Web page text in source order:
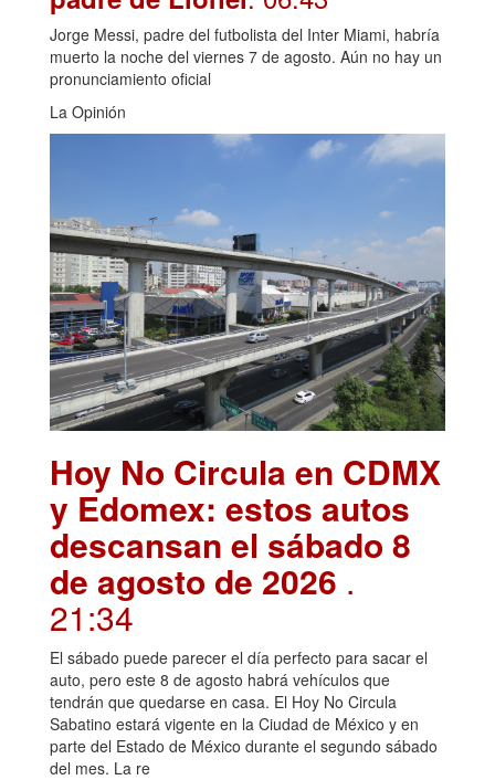
Jorge Messi, padre del futbolista del Inter Miami, habría
muerto la noche del viernes 7 de agosto. Aún no hay un
pronunciamiento oficial
La Opinión
Hoy No Circula en CDMX
y Edomex: estos autos
descansan el sábado 8
de agosto de 2026 .
21:34
El sábado puede parecer el día perfecto para sacar el
auto, pero este 8 de agosto habrá vehículos que
tendrán que quedarse en casa. El Hoy No Circula
Sabatino estará vigente en la Ciudad de México y en
parte del Estado de México durante el segundo sábado
del mes. La re